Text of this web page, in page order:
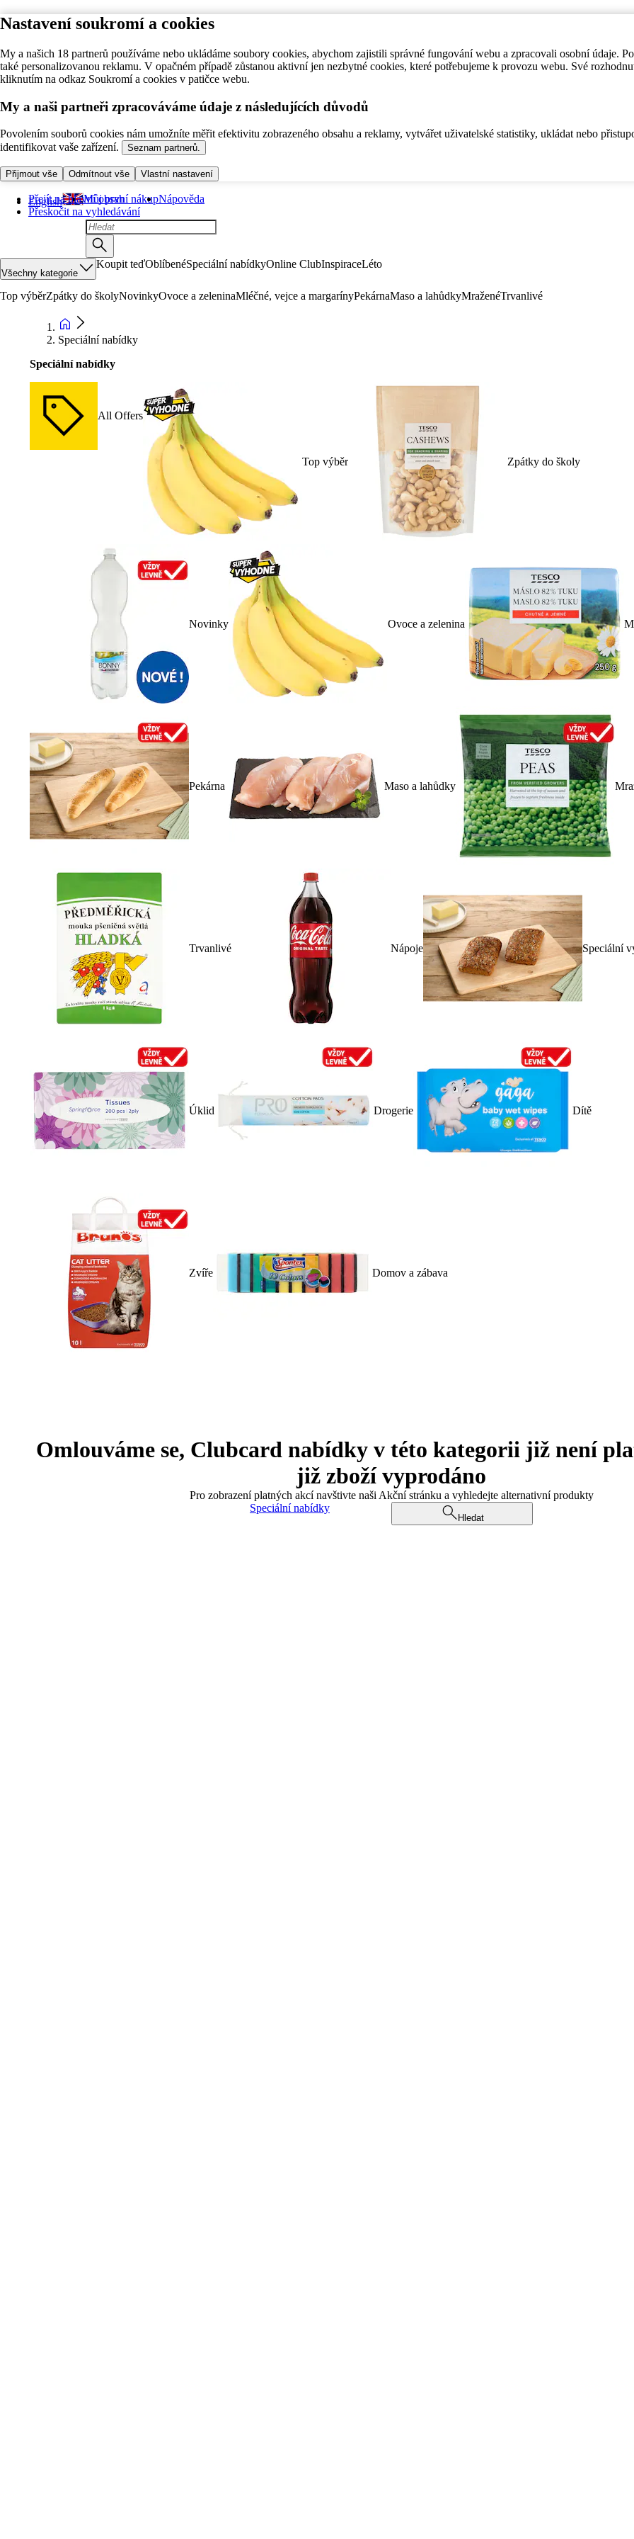
Nastavení soukromí a cookies
My a našich 18 partnerů používáme nebo ukládáme soubory cookies, abychom zajistili správné fungování webu a zpracovali osobní údaje.
také personalizovanou reklamu. V opačném případě zůstanou aktivní jen nezbytné cookies, které potřebujeme k provozu webu. Své
kliknutím na odkaz Soukromí a cookies v patičce webu.
My a naši partneři zpracováváme údaje z následujících důvodů
Povolením souborů cookies nám umožníte měřit efektivitu zobrazeného obsahu a reklamy, vytvářet uživatelské statistiky, ukládat nebo
identifikovat vaše zařízení.
Seznam partnerů.
Přijmout vše Odmítnout vše Vlastní nastavení
Přejít na hlavní obsah
Přeskočit na vyhledávání
English Můj první nákupNápověda
Všechny kategorie
Koupit teďOblíbenéSpeciální nabídkyOnline ClubInspiraceLéto
Top výběrZpátky do školyNovinkyOvoce a zeleninaMléčné, vejce a margarínyPekárnaMaso a lahůdkyMraženéTrvanlivé
Speciální nabídky
Speciální nabídky
All Offers
Top výběr Zpátky do školy
Novinky Ovoce a zelenina
Pekárna Maso a lahůdky
Trvanlivé Nápoje Speciální
Úklid Drogerie Dítě
Zvíře Domov a zábava
Omlouváme se, Clubcard nabídky v této kategorii již není
již zboží vyprodáno
Pro zobrazení platných akcí navštivte naši Akční stránku a vyhledejte alternativní produkty
Speciální nabídky
Hledat